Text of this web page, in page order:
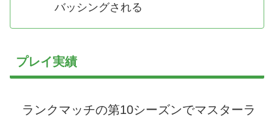
バッシングされる
プレイ実績
ランクマッチの第10シーズンでマスターラ